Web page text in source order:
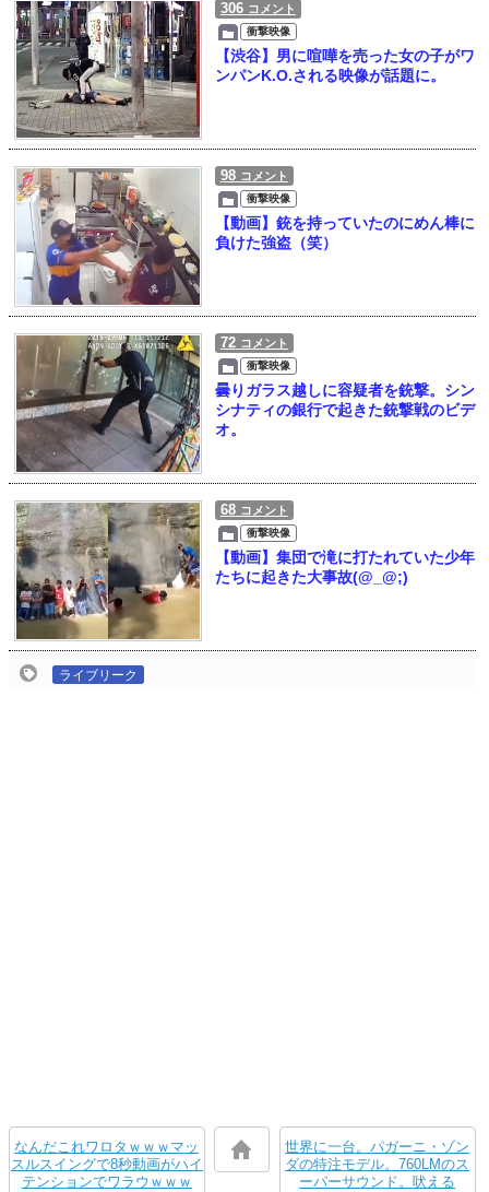
306 コメント
衝撃映像
【渋谷】男に喧嘩を売った女の子がワ
ンパンK.O.される映像が話題に。
98 コメント
衝撃映像
【動画】銃を持っていたのにめん棒に
負けた強盗（笑）
72 コメント
衝撃映像
曇りガラス越しに容疑者を銃撃。シン
シナティの銀行で起きた銃撃戦のビデ
オ。
68 コメント
衝撃映像
【動画】集団で滝に打たれていた少年
たちに起きた大事故(@_@;)
ライブリーク
なんだこれワロタｗｗｗマッ
スルスイングで8秒動画がハイ
テンションでワラウｗｗｗ
世界に一台。パガーニ・ゾン
ダの特注モデル。760LMのス
ーパーサウンド。吠える